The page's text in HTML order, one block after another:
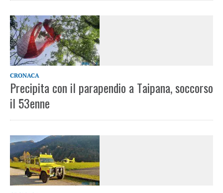
CRONACA
Precipita con il parapendio a Taipana, soccorso
il 53enne